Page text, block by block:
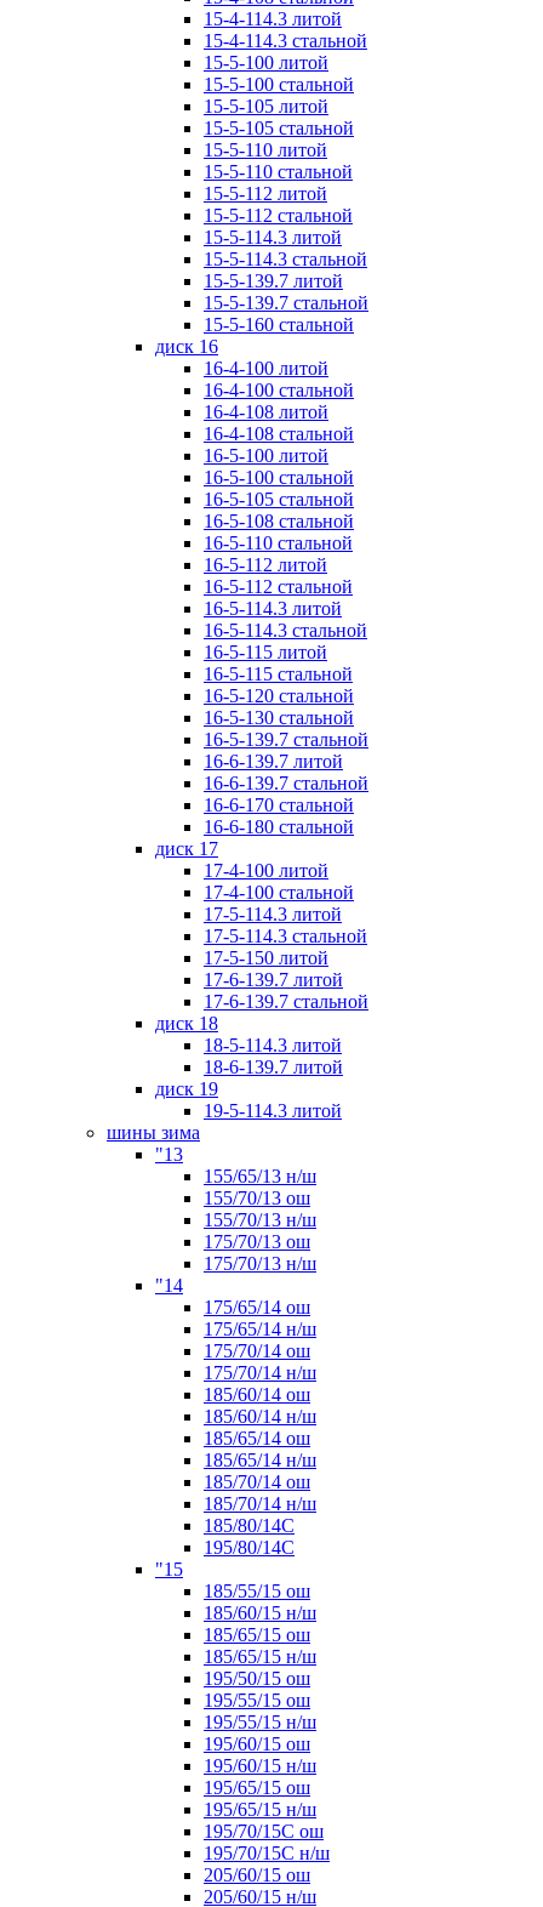
15-4-114.3 литой
15-4-114.3 стальной
15-5-100 литой
15-5-100 стальной
15-5-105 литой
15-5-105 стальной
15-5-110 литой
15-5-110 стальной
15-5-112 литой
15-5-112 стальной
15-5-114.3 литой
15-5-114.3 стальной
15-5-139.7 литой
15-5-139.7 стальной
15-5-160 стальной
диск 16
16-4-100 литой
16-4-100 стальной
16-4-108 литой
16-4-108 стальной
16-5-100 литой
16-5-100 стальной
16-5-105 стальной
16-5-108 стальной
16-5-110 стальной
16-5-112 литой
16-5-112 стальной
16-5-114.3 литой
16-5-114.3 стальной
16-5-115 литой
16-5-115 стальной
16-5-120 стальной
16-5-130 стальной
16-5-139.7 стальной
16-6-139.7 литой
16-6-139.7 стальной
16-6-170 стальной
16-6-180 стальной
диск 17
17-4-100 литой
17-4-100 стальной
17-5-114.3 литой
17-5-114.3 стальной
17-5-150 литой
17-6-139.7 литой
17-6-139.7 стальной
диск 18
18-5-114.3 литой
18-6-139.7 литой
диск 19
19-5-114.3 литой
шины зима
"13
155/65/13 н/ш
155/70/13 ош
155/70/13 н/ш
175/70/13 ош
175/70/13 н/ш
"14
175/65/14 ош
175/65/14 н/ш
175/70/14 ош
175/70/14 н/ш
185/60/14 ош
185/60/14 н/ш
185/65/14 ош
185/65/14 н/ш
185/70/14 ош
185/70/14 н/ш
185/80/14С
195/80/14C
"15
185/55/15 ош
185/60/15 н/ш
185/65/15 ош
185/65/15 н/ш
195/50/15 ош
195/55/15 ош
195/55/15 н/ш
195/60/15 ош
195/60/15 н/ш
195/65/15 ош
195/65/15 н/ш
195/70/15С ош
195/70/15С н/ш
205/60/15 ош
205/60/15 н/ш